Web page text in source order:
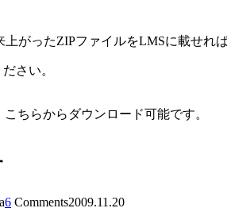
がったZIPファイルをLMSに載せれば
さい。
ちらからダウンロード可能です。
6 Comments2009.11.20